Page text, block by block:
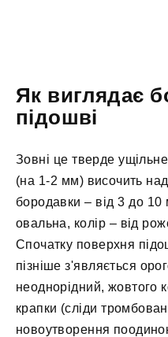
Як виглядає
підошві
Зовні це тверде
(на 1-2 мм) височить
бородавки – від 3 до
овальна, колір – від
Спочатку поверхня
пізніше з'являється
неоднорідний, жовтого
крапки (сліди
новоутворення